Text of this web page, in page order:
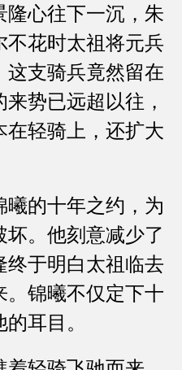
心往下一沉，朱
不花时太祖将元兵
这支骑兵竟然留在
势已远超以往，
在轻骑上，还扩大
的十年之约，为
坏。他刻意减少了
终于明白太祖临去
。锦曦不仅定下十
耳目。